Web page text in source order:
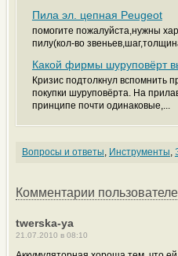
Пила эл. цепная Peugeot
помогите пожалуйста,нужны
пилу(кол-во
Какой фирмы шуруповёрт
Кризис подтолкнул вспомнить
покупки шуруповёрта. На
принципе почти одинаковые,...
Вопросы и ответы, Инструменты,
Комментарии
twerska-ya
21.07.2010 в 08:10